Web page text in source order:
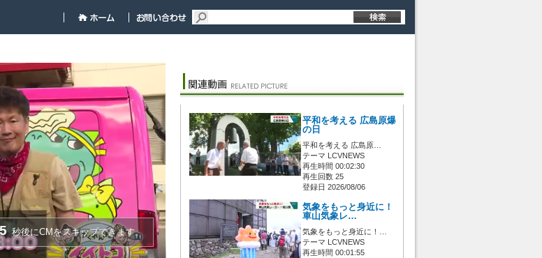
秒後にCMをスキップできます。
平和を考える 広島原爆
の日
平和を考える 広島原…
テーマ LCVNEWS
再生時間 00:02:30
再生回数 25
登録日 2026/08/06
気象をもっと身近に！
車山気象レ…
気象をもっと身近に！…
テーマ LCVNEWS
再生時間 00:01:55